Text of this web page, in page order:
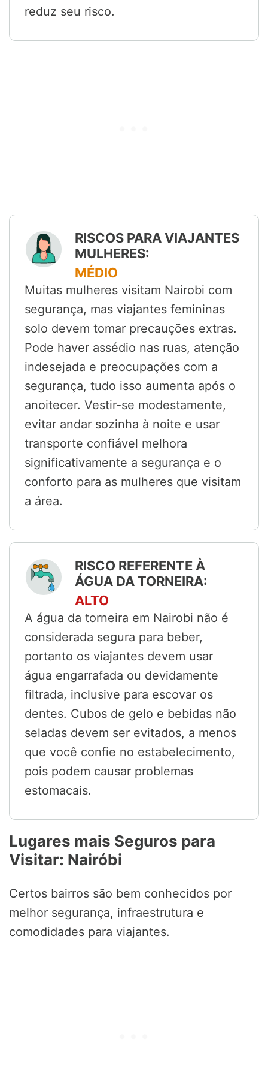
reduz seu risco.
RISCOS PARA VIAJANTES
MULHERES:
MÉDIO
Muitas mulheres visitam Nairobi com
segurança, mas viajantes femininas
solo devem tomar precauções extras.
Pode haver assédio nas ruas, atenção
indesejada e preocupações com a
segurança, tudo isso aumenta após o
anoitecer. Vestir-se modestamente,
evitar andar sozinha à noite e usar
transporte confiável melhora
significativamente a segurança e o
conforto para as mulheres que visitam
a área.
RISCO REFERENTE À
ÁGUA DA TORNEIRA:
ALTO
A água da torneira em Nairobi não é
considerada segura para beber,
portanto os viajantes devem usar
água engarrafada ou devidamente
filtrada, inclusive para escovar os
dentes. Cubos de gelo e bebidas não
seladas devem ser evitados, a menos
que você confie no estabelecimento,
pois podem causar problemas
estomacais.
Lugares mais Seguros para
Visitar: Nairóbi
Certos bairros são bem conhecidos por
melhor segurança, infraestrutura e
comodidades para viajantes.